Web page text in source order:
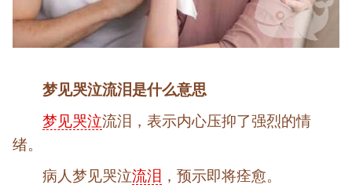
梦见哭泣流泪是什么意思
梦见哭泣流泪，表示内心压抑了强烈的情
绪。
病人梦见哭泣流泪 ，预示即将痊愈。